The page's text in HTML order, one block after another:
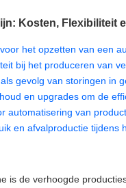
Kosten, Flexibiliteit
het opzetten van een
bij het produceren van
gevolg van storingen in
en upgrades om de
automatisering van
en afvalproductie tijdens
is de verhoogde